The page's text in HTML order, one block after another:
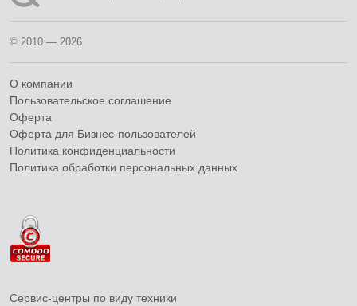
© 2010 — 2026
О компании
Пользовательское соглашение
Оферта
Оферта для Бизнес-пользователей
Политика конфиденциальности
Политика обработки персональных данных
Сервис-центры по виду техники